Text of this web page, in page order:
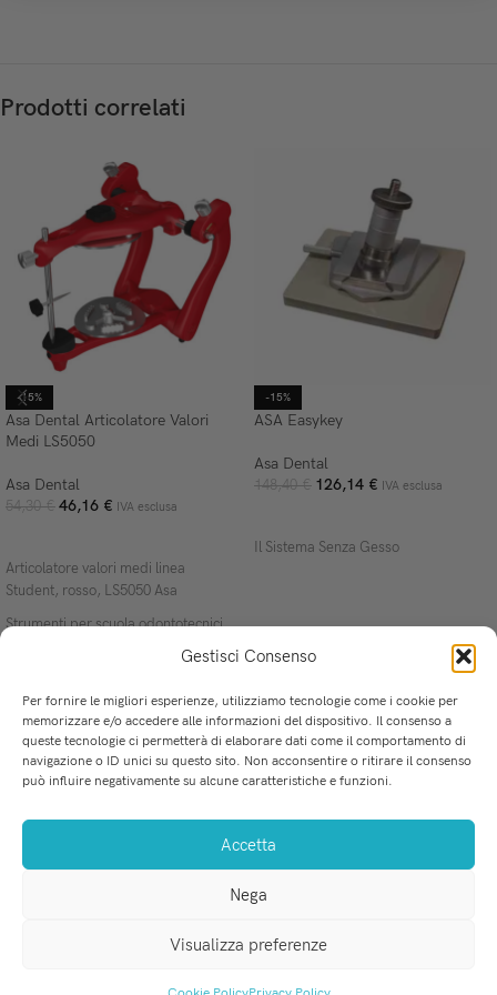
Gestisci Consenso
Per fornire le migliori esperienze, utilizziamo tecnologie come i cookie per
memorizzare e/o accedere alle informazioni del dispositivo. Il consenso a
queste tecnologie ci permetterà di elaborare dati come il comportamento di
navigazione o ID unici su questo sito. Non acconsentire o ritirare il consenso
può influire negativamente su alcune caratteristiche e funzioni.
Accetta
Nega
Visualizza preferenze
Prodotti correlati
-15%
Asa Dental Articolatore Valori
Medi LS5050
Asa Dental
54,30€ 46,16 € IVA esclusa
Articolatore valori medi linea
Student, rosso, LS5050 Asa
Strumenti per scuola odontotecnici
-15%
ASA Easykey
Asa Dental
148,40€ 126,14 € IVA esclusa
Il Sistema Senza Gesso
La soluzione perfetta per i professionisti dell'Odontoiatria.
Via Mercadante 8, San Ferdinando (RC)
WhatsApp: 379 226 3035
MEDICAL PROVIDER s.r.l. . P.IVA 03184520801